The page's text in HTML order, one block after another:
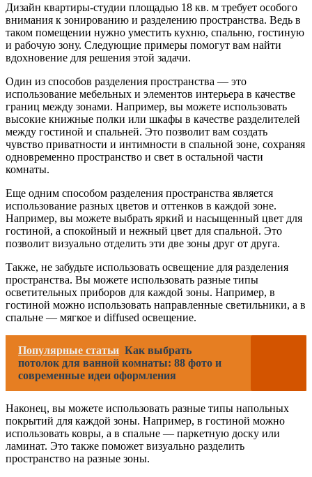
Дизайн квартиры-студии площадью 18 кв. м требует особого
внимания к зонированию и разделению пространства. Ведь в
таком помещении нужно уместить кухню, спальню, гостиную
и рабочую зону. Следующие примеры помогут вам найти
вдохновение для решения этой задачи.
Один из способов разделения пространства — это
использование мебельных и элементов интерьера в качестве
границ между зонами. Например, вы можете использовать
высокие книжные полки или шкафы в качестве разделителей
между гостиной и спальней. Это позволит вам создать
чувство приватности и интимности в спальной зоне, сохраняя
одновременно пространство и свет в остальной части
комнаты.
Еще одним способом разделения пространства является
использование разных цветов и оттенков в каждой зоне.
Например, вы можете выбрать яркий и насыщенный цвет для
гостиной, а спокойный и нежный цвет для спальной. Это
позволит визуально отделить эти две зоны друг от друга.
Также, не забудьте использовать освещение для разделения
пространства. Вы можете использовать разные типы
осветительных приборов для каждой зоны. Например, в
гостиной можно использовать направленные светильники, а в
спальне — мягкое и diffused освещение.
Популярные статьи Как выбрать
потолок для ванной комнаты: 88 фото и
современные идеи оформления
Наконец, вы можете использовать разные типы напольных
покрытий для каждой зоны. Например, в гостиной можно
использовать ковры, а в спальне — паркетную доску или
ламинат. Это также поможет визуально разделить
пространство на разные зоны.